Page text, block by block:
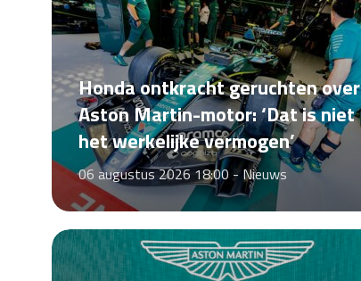
Honda ontkracht geruchten over
Aston Martin-motor: ‘Dat is niet
het werkelijke vermogen’
06 augustus 2026 18:00 - Nieuws